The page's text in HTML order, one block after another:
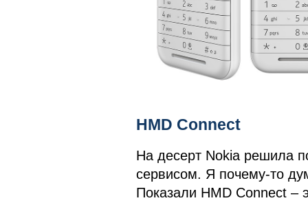
HMD Connect
На десерт Nokia решила
сервисом. Я почему-то
Показали HMD Connect –